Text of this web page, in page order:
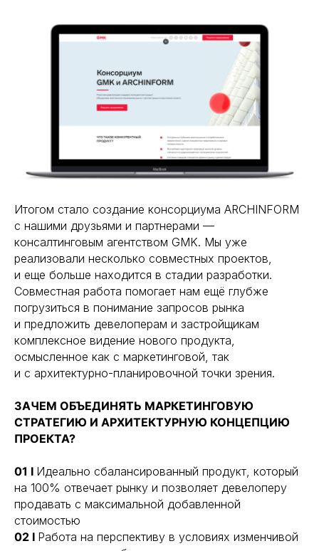
Итогом стало создание консорциума ARCHINFORM
с нашими друзьями и партнерами —
консалтинговым агентством GMK. Мы уже
реализовали несколько совместных проектов,
и еще больше находится в стадии разработки.
Совместная работа помогает нам ещё глубже
погрузиться в понимание запросов рынка
и предложить девелоперам и застройщикам
комплексное видение нового продукта,
осмысленное как с маркетинговой, так
и с архитектурно-планировочной точки зрения.
ЗАЧЕМ ОБЪЕДИНЯТЬ МАРКЕТИНГОВУЮ
СТРАТЕГИЮ И АРХИТЕКТУРНУЮ КОНЦЕПЦИЮ
ПРОЕКТА?
01 I Идеально сбалансированный продукт, который
на 100% отвечает рынку и позволяет девелоперу
продавать с максимальной добавленной
стоимостью
02 I Работа на перспективу в условиях изменчивой